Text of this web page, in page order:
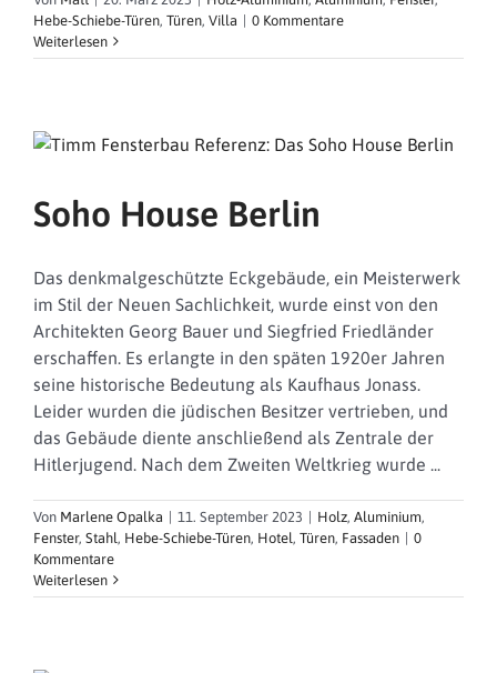
Hebe-Schiebe-Türen, Türen, Villa | 0 Kommentare
Weiterlesen
Soho House Berlin
Das denkmalgeschützte Eckgebäude, ein Meisterwerk
im Stil der Neuen Sachlichkeit, wurde einst von den
Architekten Georg Bauer und Siegfried Friedländer
erschaffen. Es erlangte in den späten 1920er Jahren
seine historische Bedeutung als Kaufhaus Jonass.
Leider wurden die jüdischen Besitzer vertrieben, und
das Gebäude diente anschließend als Zentrale der
Hitlerjugend. Nach dem Zweiten Weltkrieg wurde ...
Von Marlene Opalka | 11. September 2023 | Holz, Aluminium,
Fenster, Stahl, Hebe-Schiebe-Türen, Hotel, Türen, Fassaden | 0
Kommentare
Weiterlesen